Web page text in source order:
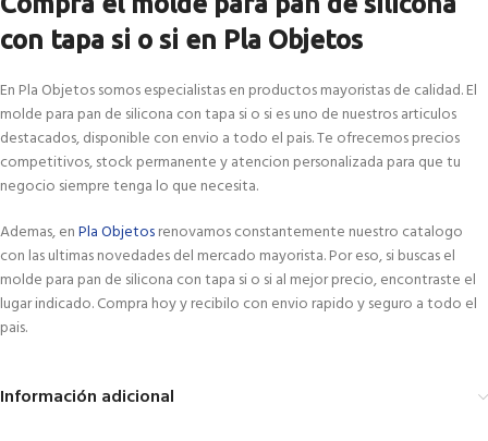
con tapa si o si en Pla Objetos
En Pla Objetos somos especialistas en productos mayoristas de calidad. El
molde para pan de silicona con tapa si o si es uno de nuestros articulos
destacados, disponible con envio a todo el pais. Te ofrecemos precios
competitivos, stock permanente y atencion personalizada para que tu
negocio siempre tenga lo que necesita.
Ademas, enPla Objetosrenovamos constantemente nuestro catalogo
con las ultimas novedades del mercado mayorista. Por eso, si buscas el
molde para pan de silicona con tapa si o si al mejor precio, encontraste el
lugar indicado. Compra hoy y recibilo con envio rapido y seguro a todo el
pais.
Información adicional